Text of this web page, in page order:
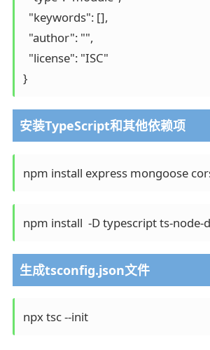
  "keywords": [],
  "author": "",
  "license": "ISC"
}
安装TypeScript和其他依赖项
生成tsconfig.json文件
npx tsc --init